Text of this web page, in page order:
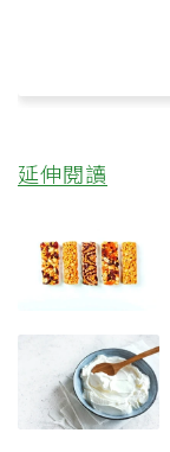
延伸閱讀